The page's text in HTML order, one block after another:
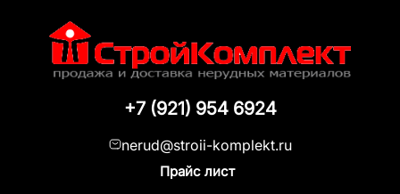
+7 (921) 954 6924
nerud@stroii-komplekt.ru
Прайс лист